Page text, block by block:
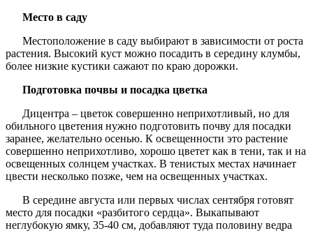
Место в саду
Местоположение в саду выбирают в зависимости от роста
растения. Высокий куст можно посадить в середину клумбы,
более низкие кустики сажают по краю дорожки.
Подготовка почвы и посадка цветка
Дицентра – цветок совершенно неприхотливый, но для
обильного цветения нужно подготовить почву для посадки
заранее, желательно осенью. К освещенности это растение
совершенно неприхотливо, хорошо цветет как в тени, так и на
освещенных солнцем участках. В тенистых местах начинает
цвести несколько позже, чем на освещенных участках.
В середине августа или первых числах сентября готовят
место для посадки «разбитого сердца». Выкапывают
неглубокую ямку, 35-40 см, добавляют туда половину ведра